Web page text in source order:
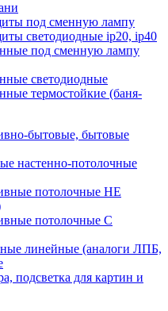
под сменную лампу
светодиодные ip20, ip40
под сменную лампу
светодиодные
термостойкие (баня-
бытовые, бытовые
настенно-потолочные
потолочные НЕ
потолочные С
линейные (аналоги ЛПБ,
подсветка для картин и